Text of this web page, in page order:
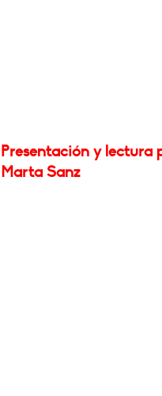
Presentación y lectura
Marta Sanz